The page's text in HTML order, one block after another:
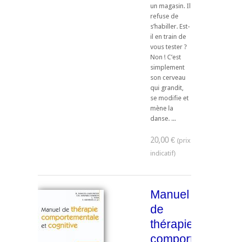
un magasin. Il
refuse de
s’habiller. Est-
il en train de
vous tester ?
Non ! C’est
simplement
son cerveau
qui grandit,
se modifie et
mène la
danse. ...
20,00 €
Manuel
de
thérapie